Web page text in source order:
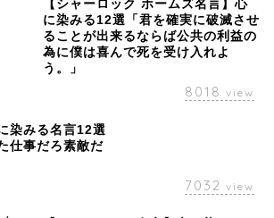
【シャーロック ホームズ名言】心
に染みる12選「君を確実に破滅させ
ることが出来るならば公共の利益の
為に僕は喜んで死を受け入れよ
う。」
8018 view
染みる名言12選
仕事だろ素敵だ
7032 view